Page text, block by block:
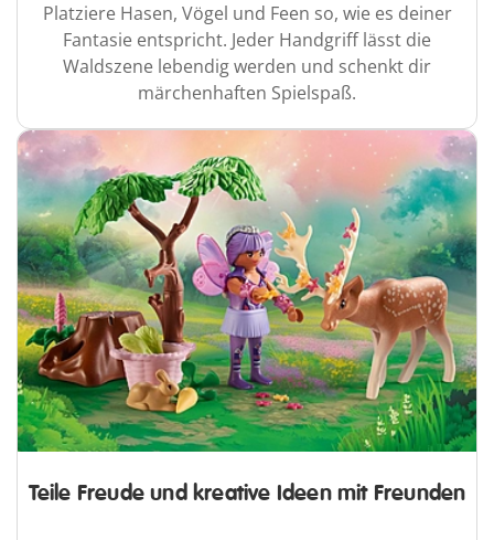
Platziere Hasen, Vögel und Feen so, wie es deiner
Fantasie entspricht. Jeder Handgriff lässt die
Waldszene lebendig werden und schenkt dir
märchenhaften Spielspaß.
Teile Freude und kreative Ideen mit Freunden